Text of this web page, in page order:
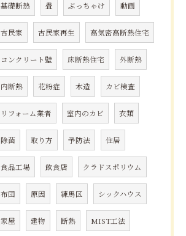
基礎断熱 畳 ぶっちゃけ 動画
古民家 古民家再生 高気密高断熱住宅
コンクリート壁 床断熱住宅 外断熱
内断熱 花粉症 木造 カビ検査
リフォーム業者 室内のカビ 衣類
除菌 取り方 予防法 住居
食品工場 飲食店 クラドスポリウム
布団 原因 練馬区 シックハウス
家屋 建物 断熱 MIST工法